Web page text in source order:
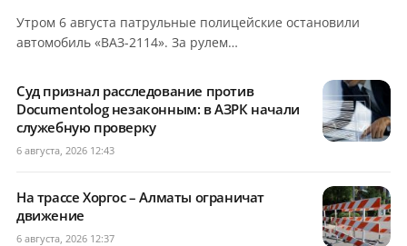
Утром 6 августа патрульные полицейские остановили
автомобиль «ВАЗ-2114». За рулем…
Суд признал расследование против
Documentolog незаконным: в АЗРК начали
служебную проверку
6 августа, 2026 12:43
На трассе Хоргос – Алматы ограничат
движение
6 августа, 2026 12:37